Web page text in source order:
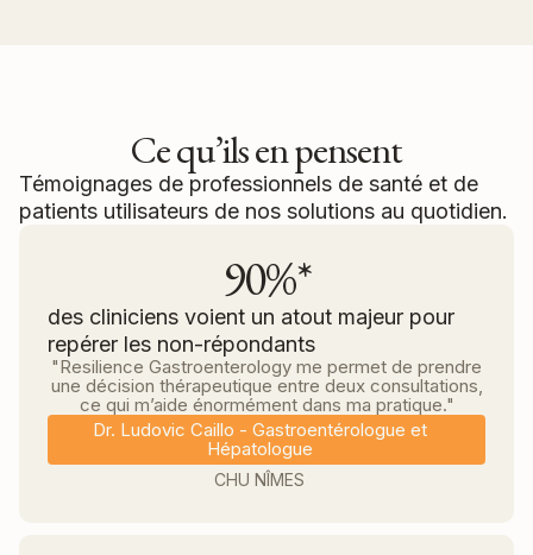
Ce qu’ils en pensent
Témoignages de professionnels de santé et de
patients utilisateurs de nos solutions au quotidien.
90%*
des cliniciens voient un atout majeur pour
repérer les non-répondants
"Resilience Gastroenterology me permet de prendre
une décision thérapeutique entre deux consultations,
ce qui m’aide énormément dans ma pratique."
Dr. Ludovic Caillo - Gastroentérologue et
Hépatologue
CHU NÎMES